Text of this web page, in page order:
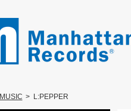
MUSIC > L:PEPPER